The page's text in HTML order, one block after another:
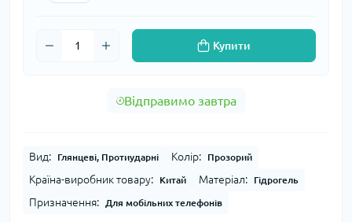
Купити
Відправимо завтра
Вид: Глянцеві, Протиударні Колір: Прозорий
Країна-виробник товару: Китай Матеріал: Гідрогель
Призначення: Для мобільних телефонів